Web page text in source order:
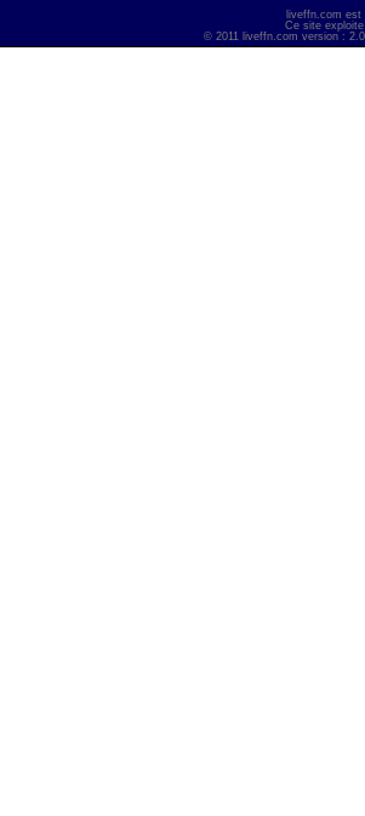
liveffn.com est
Ce site
© 2011 liveffn.com version :